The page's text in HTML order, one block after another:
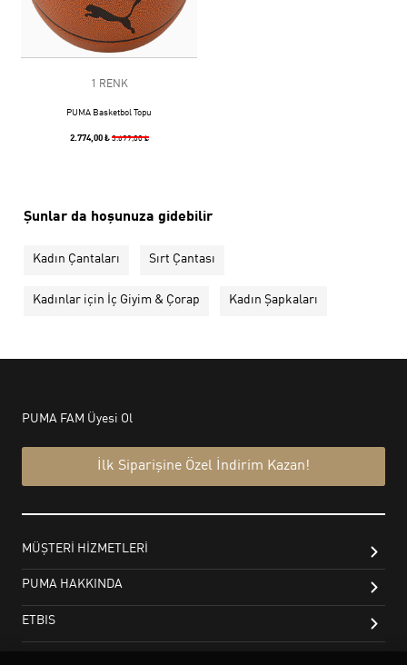
1 RENK
PUMA Basketbol Topu
2.774,00 ₺ 3.699,00 ₺
Şunlar da hoşunuza gidebilir
Kadın Çantaları Sırt Çantası
Kadınlar için İç Giyim & Çorap Kadın Şapkaları